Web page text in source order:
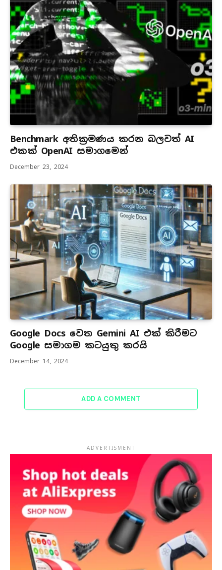
Benchmark අතික්‍රමණය කරන බලවත් AI
එකක් OpenAI සමාගමෙන්
December 23, 2024
Google Docs වෙත Gemini AI එක් කිරීමට
Google සමාගම කටයුතු කරයි
December 14, 2024
ADD A COMMENT
ADVERTISMENT